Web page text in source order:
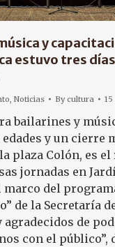
y
estuvo tres
, Noticias Bycultura
bailarines y
y un cierre
plaza Colón, es
jornadas en
marco del
de la Secretaría
agradecidos de
con el público”,